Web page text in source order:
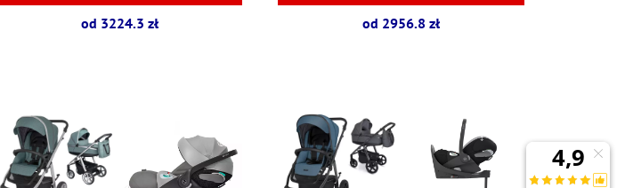
od 3224.3 zł od 2956.8 zł